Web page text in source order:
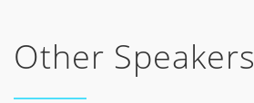
Other Speakers